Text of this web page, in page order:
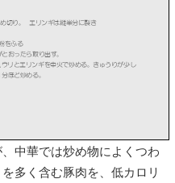
中華では炒め物によくつわ
多く含む豚肉を、低カロリ